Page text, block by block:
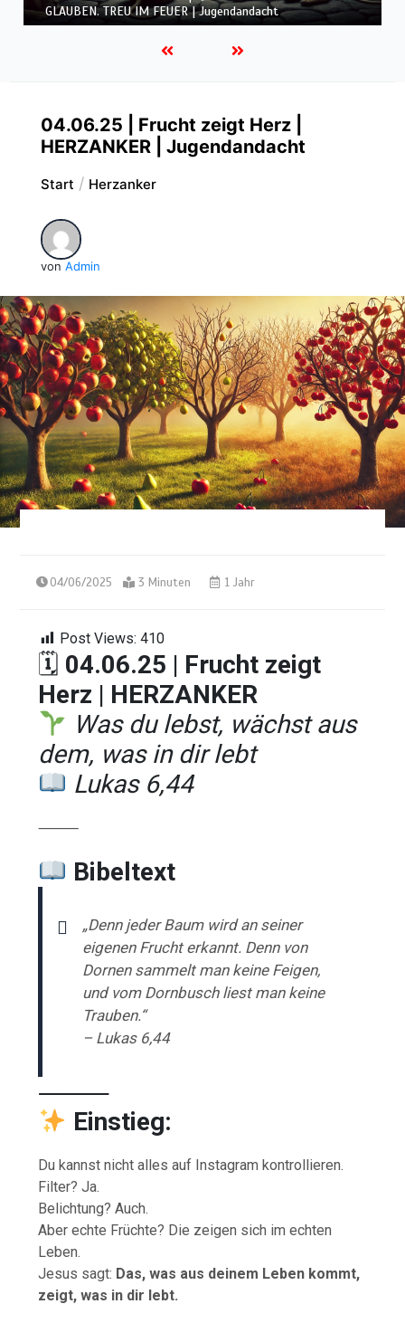
GLAUBEN. TREU IM FEUER | Jugendandacht
04.06.25 | Frucht zeigt Herz |
HERZANKER | Jugendandacht
Start Herzanker
von Admin
04/06/2025 3 Minuten 1 Jahr
Post Views: 410
🗓 04.06.25 | Frucht zeigt
Herz | HERZANKER
Was du lebst, wächst aus
dem, was in dir lebt
Lukas 6,44
⸻
Bibeltext
„Denn jeder Baum wird an seiner
eigenen Frucht erkannt. Denn von
Dornen sammelt man keine Feigen,
und vom Dornbusch liest man keine
Trauben.“
– Lukas 6,44
⸻
Einstieg:
Du kannst nicht alles auf Instagram kontrollieren.
Filter? Ja.
Belichtung? Auch.
Aber echte Früchte? Die zeigen sich im echten
Leben.
Jesus sagt: Das, was aus deinem Leben kommt,
zeigt, was in dir lebt.